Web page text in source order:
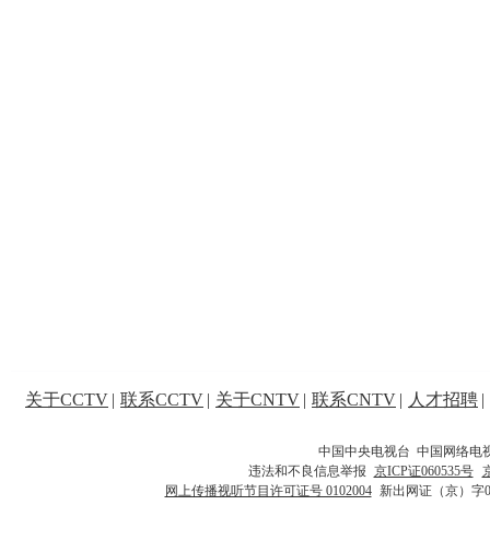
关于CCTV | 联系CCTV | 关于CNTV | 联系CNTV | 人才招聘 |
中国中央电视台 中国网络电
违法和不良信息举报 京ICP证060535号
网上传播视听节目许可证号 0102004 新出网证（京）